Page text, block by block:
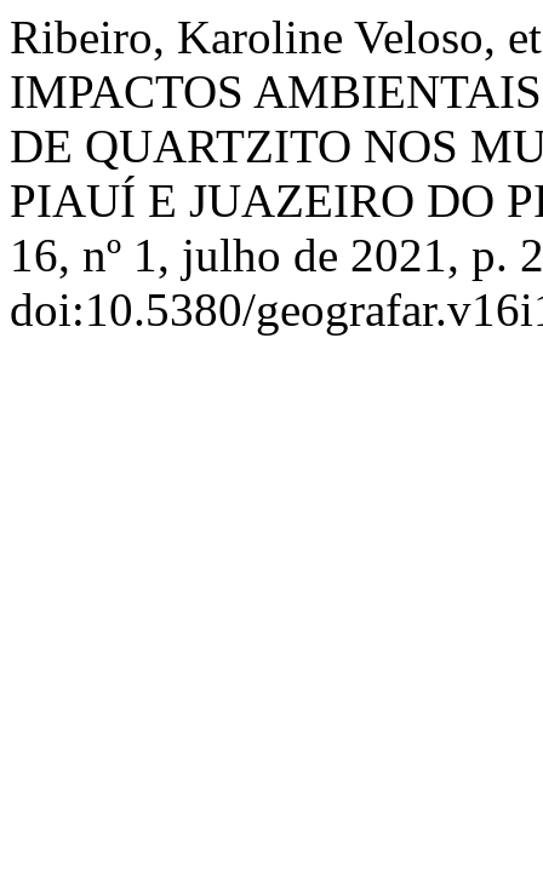
Ribeiro, Karoline Veloso,
IMPACTOS
DE QUARTZITO NOS
PIAUÍ E JUAZEIRO DO
16, nº 1, julho de 2021, p.
doi:10.5380/